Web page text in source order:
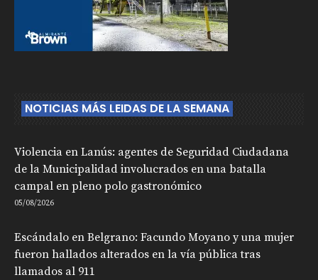
NOTICIAS MÁS LEIDAS DE LA SEMANA
Violencia en Lanús: agentes de Seguridad Ciudadana
de la Municipalidad involucrados en una batalla
campal en pleno polo gastronómico
05/08/2026
Escándalo en Belgrano: Facundo Moyano y una mujer
fueron hallados alterados en la vía pública tras
llamados al 911